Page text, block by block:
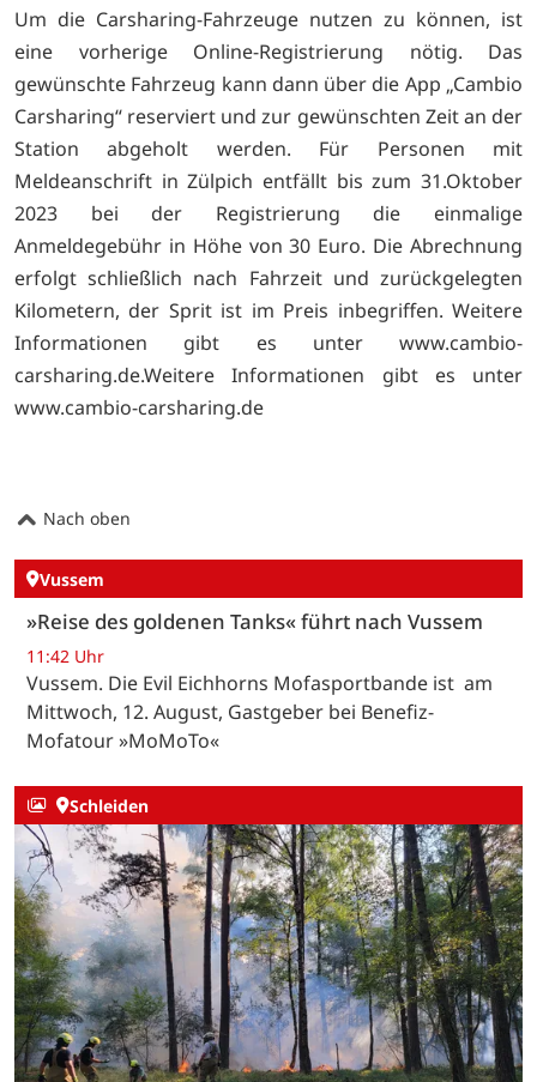
Um die Carsharing-Fahrzeuge nutzen zu können, ist
eine vorherige Online-Registrierung nötig. Das
gewünschte Fahrzeug kann dann über die App „Cambio
Carsharing“ reserviert und zur gewünschten Zeit an der
Station abgeholt werden. Für Personen mit
Meldeanschrift in Zülpich entfällt bis zum 31.Oktober
2023 bei der Registrierung die einmalige
Anmeldegebühr in Höhe von 30 Euro. Die Abrechnung
erfolgt schließlich nach Fahrzeit und zurückgelegten
Kilometern, der Sprit ist im Preis inbegriffen. Weitere
Informationen gibt es unter www.cambio-
carsharing.de.Weitere Informationen gibt es unter
www.cambio-carsharing.de
Nach oben
Vussem
»Reise des goldenen Tanks« führt nach Vussem
11:42 Uhr
Vussem. Die Evil Eichhorns Mofasportbande ist am
Mittwoch, 12. August, Gastgeber bei Benefiz-
Mofatour »MoMoTo«
Schleiden